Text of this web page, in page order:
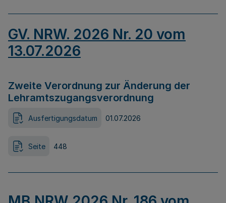
GV. NRW. 2026 Nr. 20 vom
13.07.2026
Zweite Verordnung zur Änderung der
Lehramtszugangsverordnung
Ausfertigungsdatum 01.07.2026
Seite 448